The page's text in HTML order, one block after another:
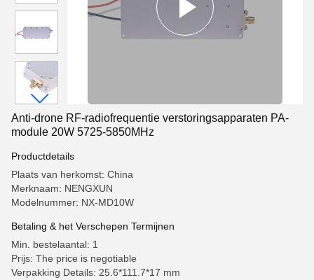
Anti-drone RF-radiofrequentie verstoringsapparaten PA-
module 20W 5725-5850MHz
Productdetails
Plaats van herkomst: China
Merknaam: NENGXUN
Modelnummer: NX-MD10W
Betaling & het Verschepen Termijnen
Min. bestelaantal: 1
Prijs: The price is negotiable
Verpakking Details: 25.6*111.7*17 mm